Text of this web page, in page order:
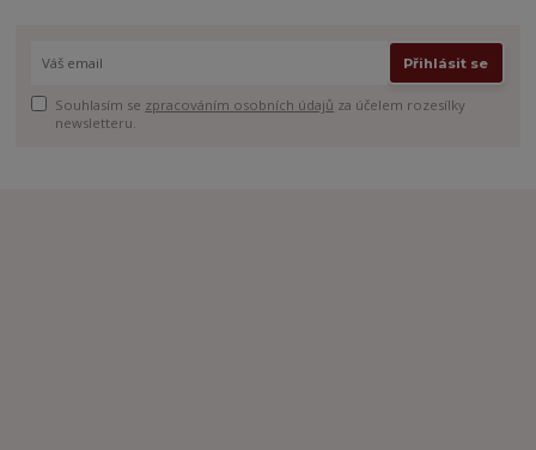
Přihlásit se
Souhlasím se zpracováním osobních údajů za účelem rozesílky
newsletteru.